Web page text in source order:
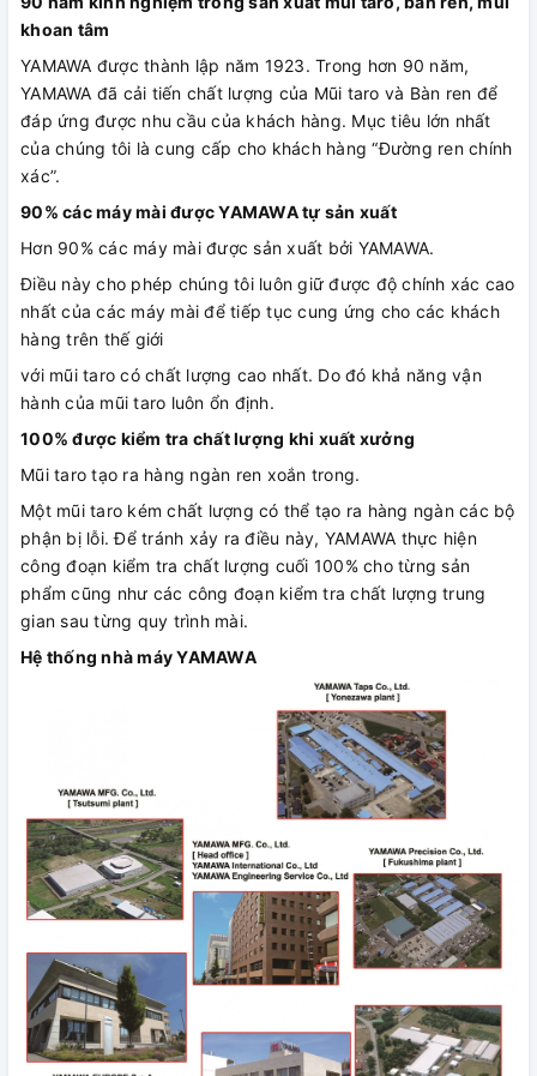
khoan tâm
YAMAWA được thành lập năm 1923. Trong hơn 90 năm,
YAMAWA đã cải tiến chất lượng của Mũi taro và Bàn ren để
đáp ứng được nhu cầu của khách hàng. Mục tiêu lớn nhất
của chúng tôi là cung cấp cho khách hàng “Đường ren chính
xác”.
90% các máy mài được YAMAWA tự sản xuất
Hơn 90% các máy mài được sản xuất bởi YAMAWA.
Điều này cho phép chúng tôi luôn giữ được độ chính xác cao
nhất của các máy mài để tiếp tục cung ứng cho các khách
hàng trên thế giới
với mũi taro có chất lượng cao nhất. Do đó khả năng vận
hành của mũi taro luôn ổn định.
100% được kiểm tra chất lượng khi xuất xưởng
Mũi taro tạo ra hàng ngàn ren xoắn trong.
Một mũi taro kém chất lượng có thể tạo ra hàng ngàn các bộ
phận bị lỗi. Để tránh xảy ra điều này, YAMAWA thực hiện
công đoạn kiểm tra chất lượng cuối 100% cho từng sản
phẩm cũng như các công đoạn kiểm tra chất lượng trung
gian sau từng quy trình mài.
Hệ thống nhà máy YAMAWA